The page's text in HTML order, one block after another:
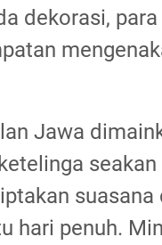
dekorasi,
Jawa
hari penuh.